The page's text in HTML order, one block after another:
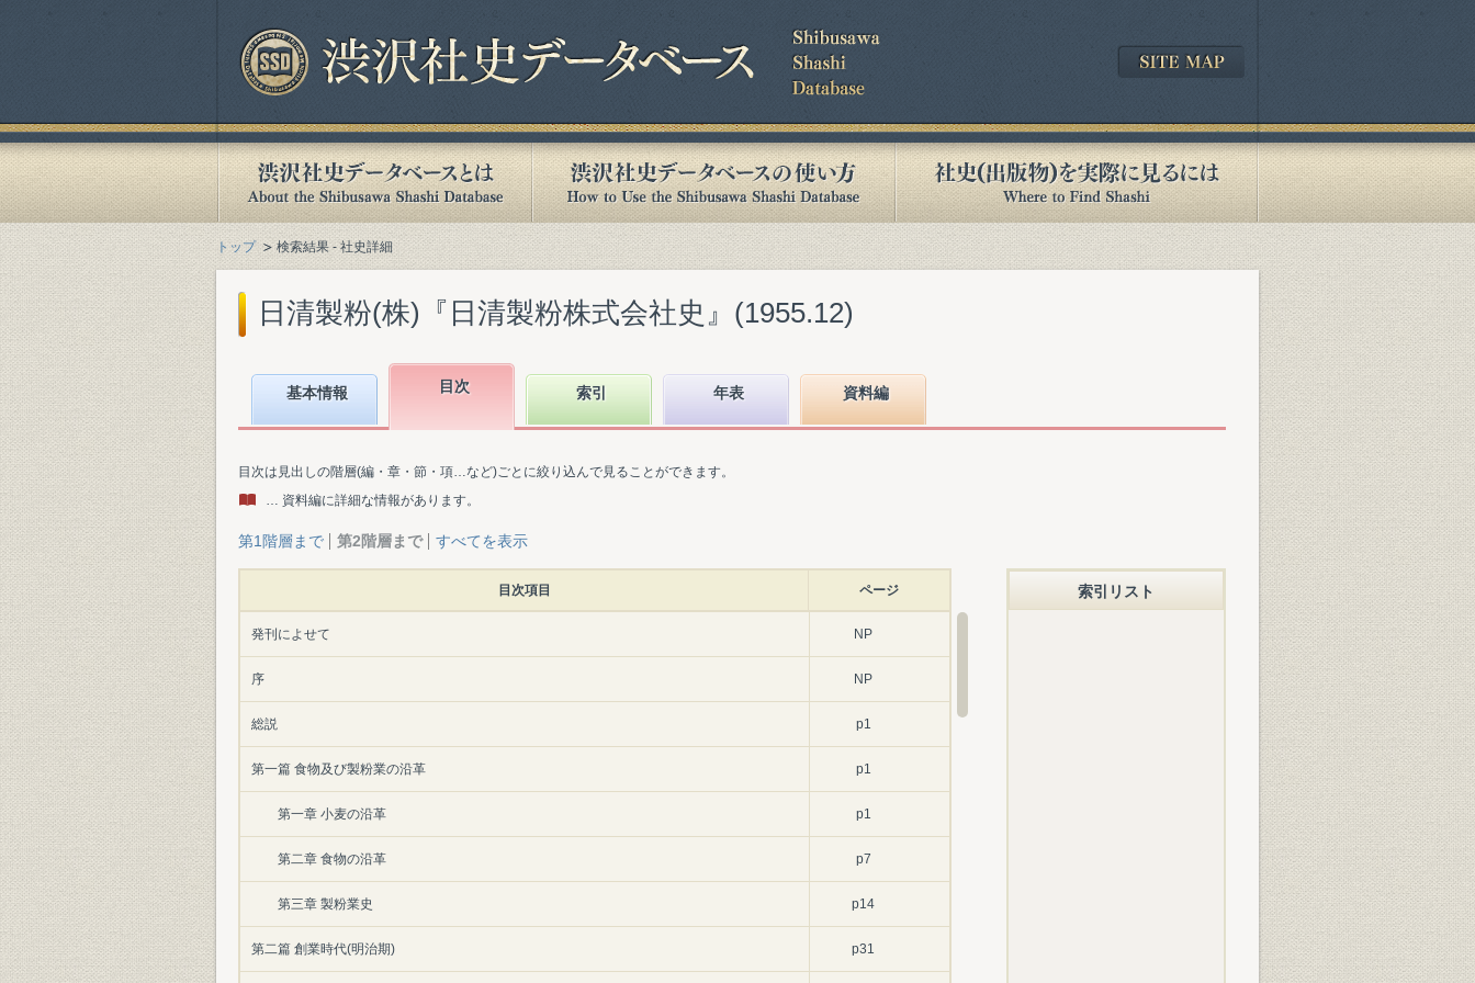
トップ 検索結果 - 社史詳細
日清製粉(株)『日清製粉株式会社史』(1955.12)
基本情報 目次 索引 年表 資料編
目次は見出しの階層(編・章・節・項…など)ごとに絞り込んで見ることができます。
… 資料編に詳細な情報があります。
第1階層まで 第2階層まで すべてを表示
目次項目 ページ
発刊によせて NP
序 NP
総説 p1
第一篇 食物及び製粉業の沿革 p1
第一章 小麦の沿革 p1
第二章 食物の沿革 p7
第三章 製粉業史 p14
第二篇 創業時代(明治期) p31
索引リスト